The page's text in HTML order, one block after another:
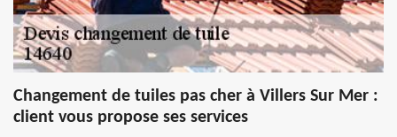
Changement de tuiles pas cher à Villers Sur Mer :
client vous propose ses services